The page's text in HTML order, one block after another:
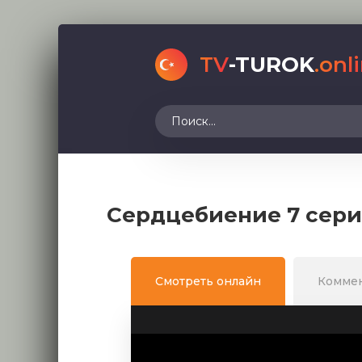
TV-TUROK
Сердцебиение 7
Смотреть онлайн